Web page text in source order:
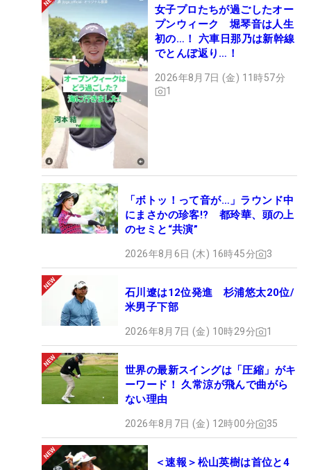
女子プロたちが過ごしたオー
プンウィーク 堀琴音は人生
初の…！ 六車日那乃は新幹線
でとんぼ返り…！
2026年8月7日 (金) 11時57分
1
「ボトッ！って音が…」ラウンド中
にまさかの珍客!? 都玲華、頭の上
のセミと“共演”
2026年8月6日 (木) 16時45分 3
石川遼は12位発進 杉浦悠太20位/
米男子下部
2026年8月7日 (金) 10時29分 1
世界の最新スイングは「圧縮」がキ
ーワード！ 久常涼が飛んで曲がら
ない理由
2026年8月7日 (金) 12時00分 35
＜速報＞松山英樹は首位と4